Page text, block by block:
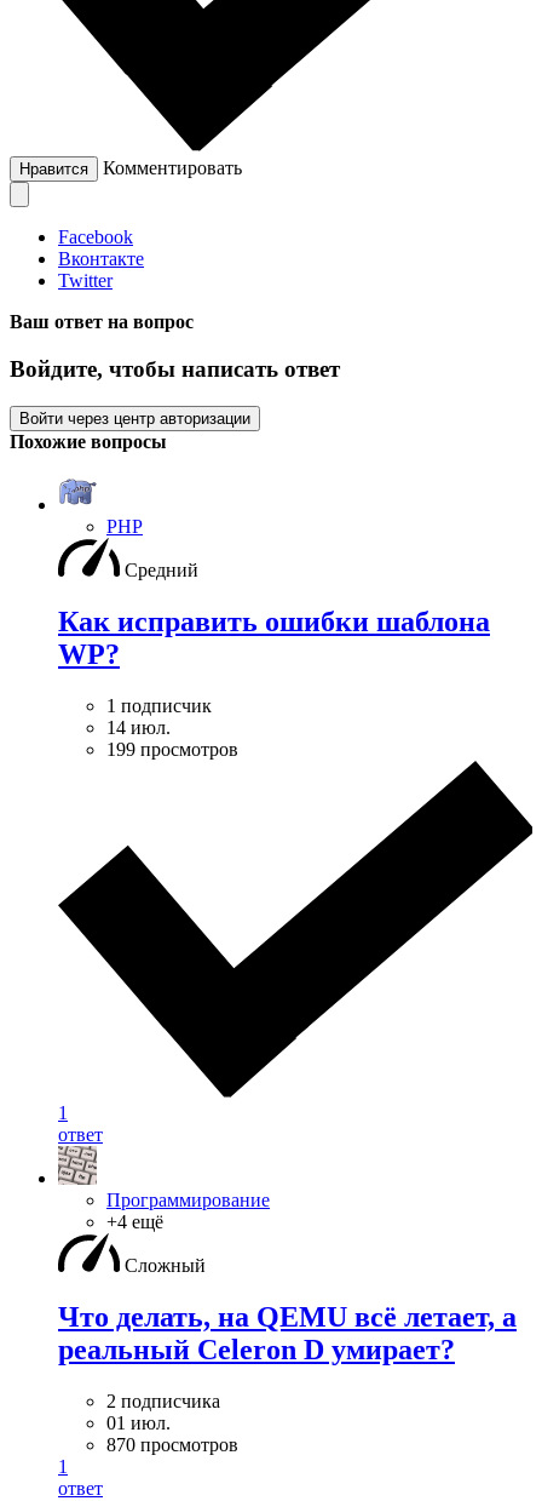
Нравится Комментировать
Facebook
Вконтакте
Twitter
Ваш ответ на вопрос
Войдите, чтобы написать ответ
Войти через центр авторизации
Похожие вопросы
PHP
Средний
Как исправить ошибки шаблона
WP?
1 подписчик
14 июл.
199 просмотров
1
ответ
Программирование
+4 ещё
Сложный
Что делать, на QEMU всё летает, а
реальный Celeron D умирает?
2 подписчика
01 июл.
870 просмотров
1
ответ